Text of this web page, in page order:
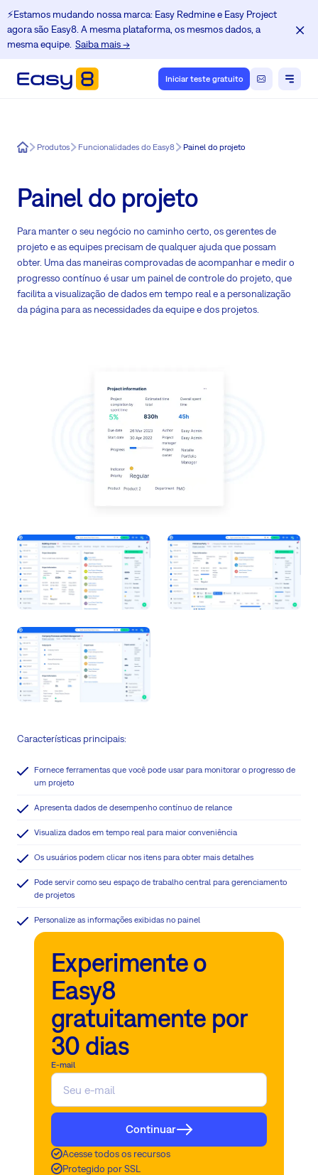
⚡️Estamos mudando nossa marca: Easy Redmine e Easy Project
agora são Easy8. A mesma plataforma, os mesmos dados, a
mesma equipe. Saiba mais →
Iniciar teste gratuito
Easy8Produtos Funcionalidades do Easy8 Painel do projeto
Painel do projeto
Para manter o seu negócio no caminho certo, os gerentes de
projeto e as equipes precisam de qualquer ajuda que possam
obter. Uma das maneiras comprovadas de acompanhar e medir o
progresso contínuo é usar um painel de controle do projeto, que
facilita a visualização de dados em tempo real e a personalização
da página para as necessidades da equipe e dos projetos.
Características principais:
Fornece ferramentas que você pode usar para monitorar o progresso de
um projeto
Apresenta dados de desempenho contínuo de relance
Visualiza dados em tempo real para maior conveniência
Os usuários podem clicar nos itens para obter mais detalhes
Pode servir como seu espaço de trabalho central para gerenciamento
de projetos
Personalize as informações exibidas no painel
Experimente o
Easy8
gratuitamente por
30 dias
E-mail
Continuar
Acesse todos os recursos
Protegido por SSL